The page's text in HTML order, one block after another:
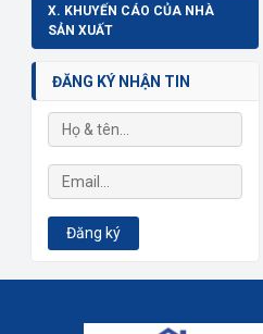
X. KHUYẾN CÁO CỦA NHÀ
SẢN XUẤT
ĐĂNG KÝ NHẬN TIN
Đăng ký